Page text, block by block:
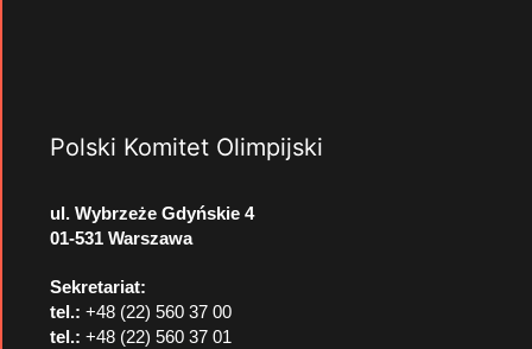
Polski Komitet Olimpijski
ul. Wybrzeże Gdyńskie 4
01-531 Warszawa
Sekretariat:
tel.: +48 (22) 560 37 00
tel.: +48 (22) 560 37 01